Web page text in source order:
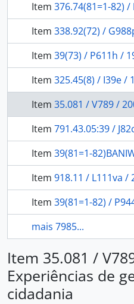
Item 376.74(81=1-82) /
Item 338.92(72) / G988p / 1996 - Planning for
Item 39(73) / P611h / 1984 -
Item 325.45(8) / I39e / 1982 -
Item 35.081 / V789 / 2001 - 20
Item 791.43.05:39 / J82c /
Item 39(81=1-82)BANIWA / J86p / 1995 - La paix des
Item 918.11 / L111va / 2000 - Viagem
Item 39(81=1-82) / P944b / 2000
mais 7985...
Item 35.081 /
Experiências de
cidadania